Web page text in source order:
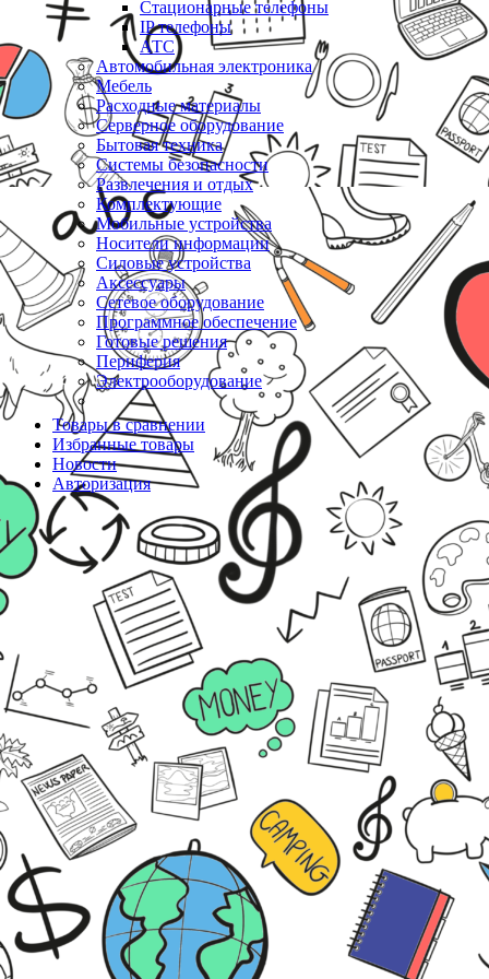
Стационарные телефоны
IP телефоны
АТС
Автомобильная электроника
Мебель
Расходные материалы
Серверное оборудование
Бытовая техника
Системы безопасности
Развлечения и отдых
Комплектующие
Мобильные устройства
Носители информации
Силовые устройства
Аксессуары
Сетевое оборудование
Программное обеспечение
Готовые решения
Периферия
Электрооборудование
Товары в сравнении
Избранные товары
Новости
Авторизация